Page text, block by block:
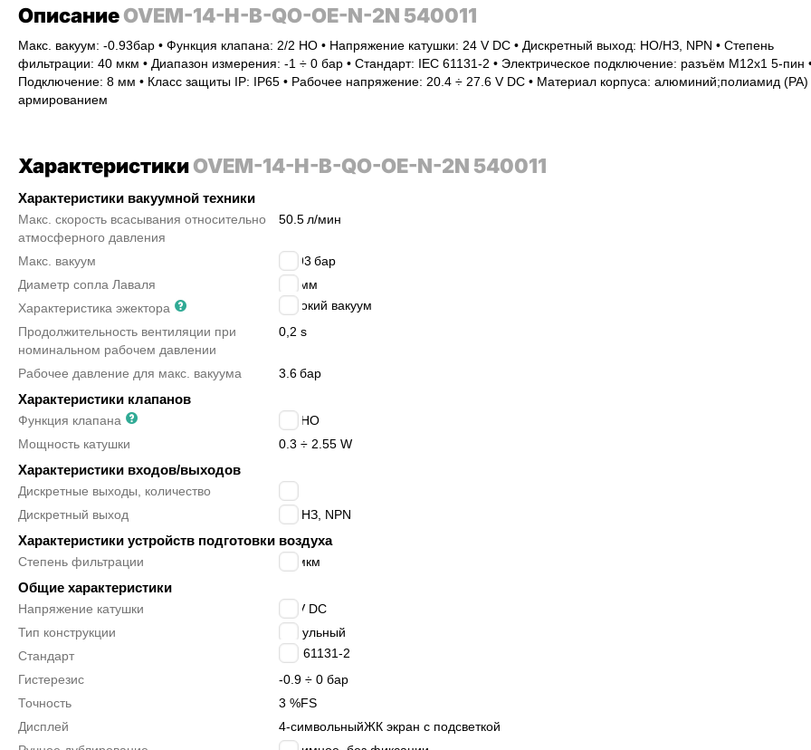
ОписаниеOVEM-14-H-B-QO-OE-N-2N 540011
Макс. вакуум: -0.93бар • Функция клапана: 2/2 НО • Напряжение катушки: 24 V DC • Дискретный выход: НО/НЗ, NPN • Степень
фильтрации: 40 мкм • Диапазон измерения: -1 ÷ 0 бар • Стандарт: IEC 61131-2 • Электрическое подключение: разъём M12x1 5-пин
Подключение: 8 мм • Класс защиты IP: IP65 • Рабочее напряжение: 20.4 ÷ 27.6 V DC • Материал корпуса: алюминий;полиамид (PA)
армированием
ХарактеристикиOVEM-14-H-B-QO-OE-N-2N 540011
Характеристики вакуумной техники
Макс. скорость всасывания относительно
атмосферного давления
50.5 л/мин
Макс. вакуум 0.93 бар
Диаметр сопла Лаваля
мм
Характеристика эжектора
высокий вакуум
Продолжительность вентиляции при
номинальном рабочем давлении
0,2 s
Рабочее давление для макс. вакуума 3.6бар
Характеристики клапанов
Функция клапана
2/2 НО
Мощность катушки
0.3 ÷ 2.55 W
Характеристики входов/выходов
Дискретные выходы, количество
Дискретный выход
НО/НЗ, NPN
Характеристики устройств подготовки воздуха
Степень фильтрации 40 мкм
Общие характеристики
Напряжение катушки
24 V DC
Тип конструкции
модульный
Стандарт
IEC 61131-2
Гистерезис
-0.9 ÷ 0 бар
Точность
3 %FS
Дисплей
4-символьныйЖК экран с подсветкой